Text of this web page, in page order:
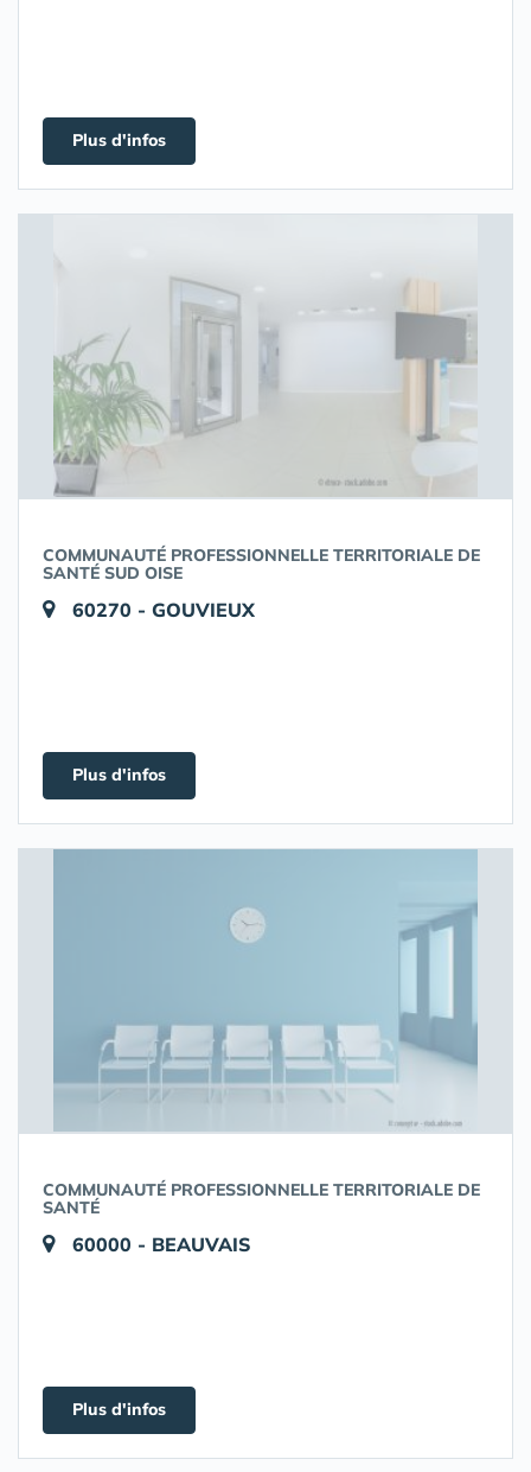
Plus d'infos
COMMUNAUTÉ PROFESSIONNELLE TERRITORIALE DE
SANTÉ SUD OISE
60270 - GOUVIEUX
Plus d'infos
COMMUNAUTÉ PROFESSIONNELLE TERRITORIALE DE
SANTÉ
60000 - BEAUVAIS
Plus d'infos